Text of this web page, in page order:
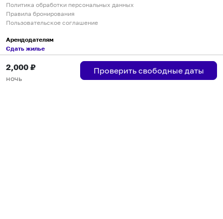
2,000 ₽
ночь
Проверить свободные даты
Политика обработки персональных данных
Правила бронирования
Пользовательское соглашение
Арендодателям
Сдать жилье
Пользовательское соглашение
Правила публикации объявлений